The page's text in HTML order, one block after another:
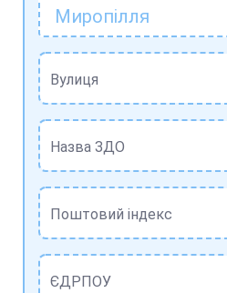
Миропілля
Вулиця
Назва ЗДО
Поштовий індекс
ЄДРПОУ